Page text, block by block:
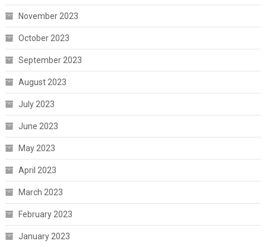
November 2023
October 2023
September 2023
August 2023
July 2023
June 2023
May 2023
April 2023
March 2023
February 2023
January 2023